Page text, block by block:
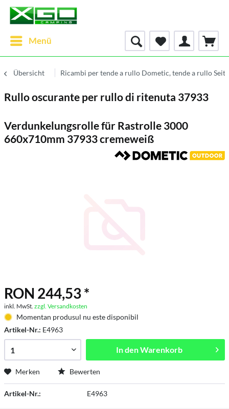
Menü
Übersicht Ricambi per tende a rullo Dometic, tende a rullo Seitz
Rullo oscurante per rullo di ritenuta 37933
Verdunkelungsrolle für Rastrolle 3000
660x710mm 37933 cremeweiß
RON 244,53 *
inkl. MwSt. zzgl. Versandkosten
Momentan produsul nu este disponibil
Artikel-Nr.: E4963
In denWarenkorb
Merken Bewerten
Artikel-Nr.: E4963